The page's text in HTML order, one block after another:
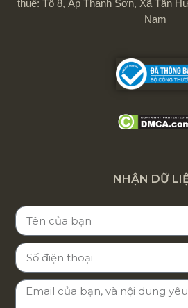
thuế: Tổ 8, Ấp Thanh Sơn, Xã Tân
Nam
NHẬN DỮ